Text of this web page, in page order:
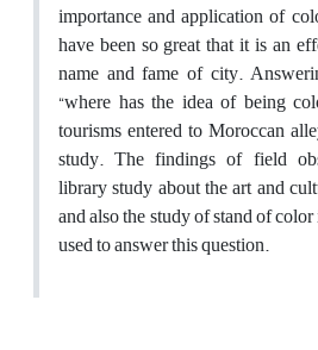
importance and application of
have been so great that it is an
name and fame of city.
“where has the idea of being
tourisms entered to Moroccan
study. The findings of field
library study about the art and
and also the study of stand of
used to answer this question.